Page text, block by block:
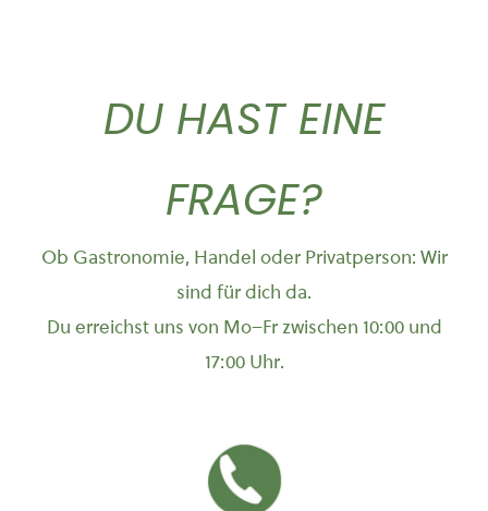
DU HAST EINE
FRAGE?
Ob Gastronomie, Handel oder Privatperson: Wir
sind für dich da.
Du erreichst uns von Mo–Fr zwischen 10:00 und
17:00 Uhr.